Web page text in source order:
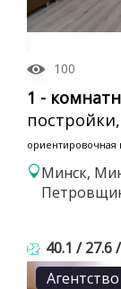
100
1 -
постройки,
ориентировочная
Минск,
40.1 / 27.6
Агентство